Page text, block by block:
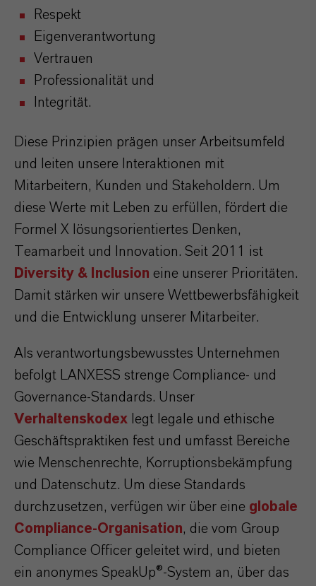
Respekt
Eigenverantwortung
Vertrauen
Professionalität und
Integrität.
Diese Prinzipien prägen unser Arbeitsumfeld
und leiten unsere Interaktionen mit
Mitarbeitern, Kunden und Stakeholdern. Um
diese Werte mit Leben zu erfüllen, fördert die
Formel X lösungsorientiertes Denken,
Teamarbeit und Innovation. Seit 2011 ist
Diversity & Inclusion eine unserer Prioritäten.
Damit stärken wir unsere Wettbewerbsfähigkeit
und die Entwicklung unserer Mitarbeiter.
Als verantwortungsbewusstes Unternehmen
befolgt LANXESS strenge Compliance- und
Governance-Standards. Unser
Verhaltenskodex legt legale und ethische
Geschäftspraktiken fest und umfasst Bereiche
wie Menschenrechte, Korruptionsbekämpfung
und Datenschutz. Um diese Standards
durchzusetzen, verfügen wir über eine globale
Compliance-Organisation, die vom Group
Compliance Officer geleitet wird, und bieten
ein anonymes SpeakUp®-System an, über das